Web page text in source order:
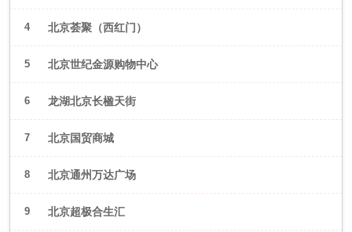
4 北京荟聚（西红门）
5 北京世纪金源购物中心
6 龙湖北京长楹天街
7 北京国贸商城
8 北京通州万达广场
9 北京超极合生汇